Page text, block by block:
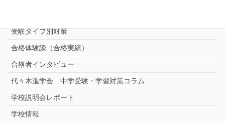
受験タイプ別対策
合格体験談（合格実績）
合格者インタビュー
代々木進学会 中学受験・学習対策コラム
学校説明会レポート
学校情報